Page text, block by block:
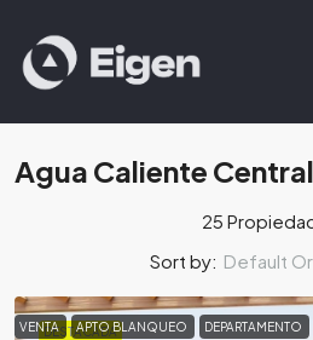
Agua Caliente Central
25
Sort by: Default
DESTACADA
VENTA APTO BLANQUEO DEPARTAMENTO